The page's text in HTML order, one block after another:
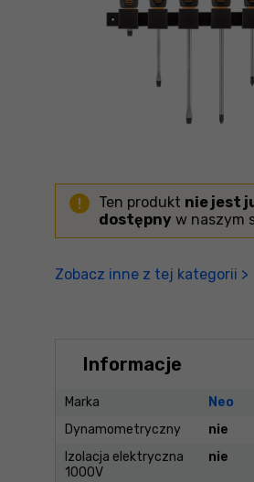
Ten produkt nie jest
dostępny w naszym
Zobacz inne z tej kategorii >
Informacje
Marka
Neo
Dynamometryczny
nie
Izolacja elektryczna
1000V
nie